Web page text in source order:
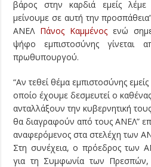
βάρος στην καρδιά εμείς
μείνουμε σε αυτή την
ΑΝΕΛ Πάνος Καμμένος ενώ
ψήφο εμπιστοσύνης γίνεται
πρωθυπουργού.
“Αν τεθεί θέμα εμπιστοσύνης
οποίο έχουμε δεσμευτεί ο
ανταλλάξουν την κυβερνητική
θα διαγραφούν από τους ΑΝΕΛ”
αναφερόμενος στα στελέχη των
Στη συνέχεια, ο πρόεδρος των
για τη Συμφωνία των Πρεσπών,